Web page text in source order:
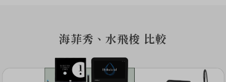
海菲秀、水飛梭 比較